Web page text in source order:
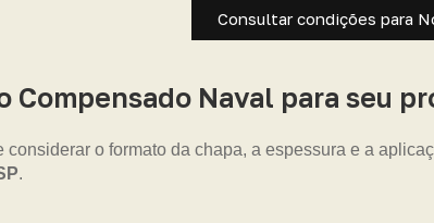
Consultar condições para
Compensado Naval para seu
considerar o formato da chapa, a espessura e a
.